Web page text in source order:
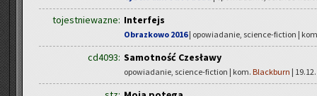
tojestniewazne: Interfejs
Obrazkowo 2016| opowiadanie, science-fiction |
cd4093: Samotność Czesławy
opowiadanie, science-fiction | kom. Blackburn |